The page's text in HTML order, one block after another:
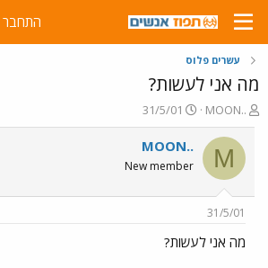
התחבר
עשרים פלוס
מה אני לעשות?
פ
ו
ת
ח
ה
ש
א
MOON..
פ
ו
ר
ס
ם
ר
31/5/01
M
MOON..
New member
31/5/01
מה אני לעשות?